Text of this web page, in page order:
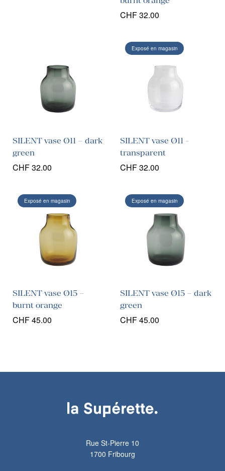
CHF32.00
SILENT vase Ø11 – dark
green
CHF32.00
SILENT vase Ø11 -
transparent
CHF32.00
Exposé en magasin
SILENT vase Ø15 –
burnt orange
CHF45.00
Exposé en magasin
SILENT vase Ø15 – dark
green
CHF45.00
Exposé en magasin
Rue St-Pierre 10
1700 Fribourg